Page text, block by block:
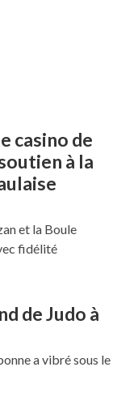
casino de
à la
et la Boule
fidélité
de Judo à
a vibré sous le